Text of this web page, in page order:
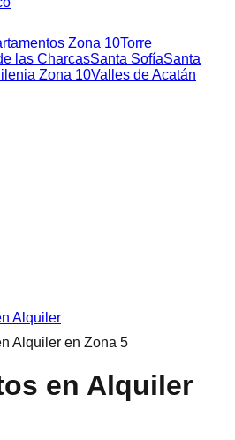
Zona 10Torre
las CharcasSanta SofíaSanta
Zona 10Valles de Acatán
Alquiler
Alquiler en Zona 5
en Alquiler